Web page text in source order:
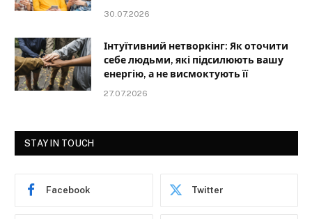
30.07.2026
Інтуїтивний нетворкінг: Як оточити
себе людьми, які підсилюють вашу
енергію, а не висмоктують її
27.07.2026
STAY IN TOUCH
Facebook Twitter